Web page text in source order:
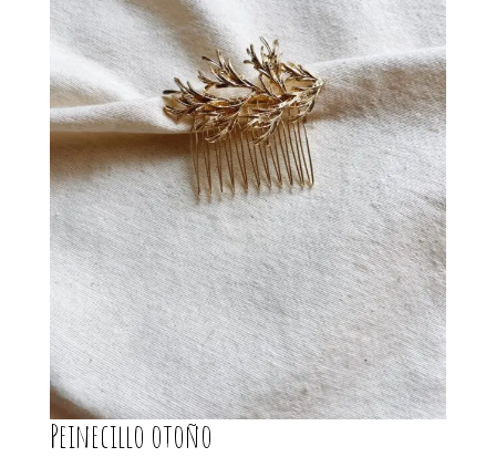
Peinecillo otoño